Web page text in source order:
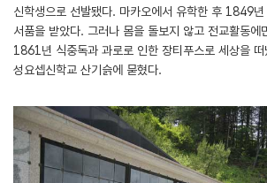
신학생으로 선발됐다. 마카오에서 유학한 후 1849년
서품을 받았다. 그러나 몸을 돌보지 않고 전교활동에
1861년 식중독과 과로로 인한 장티푸스로 세상을
성요셉신학교 산기슭에 묻혔다.